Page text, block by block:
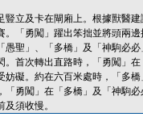
豎立及卡在閘廂上。根據獸醫
「勇闖」躍出笨拙並將頭兩
聖」、「多橋」及「神駒必
首次轉出直路時，「勇闖」
礙。約在六百米處時，「多
勇闖」在「多橋」及「神駒
須收慢。